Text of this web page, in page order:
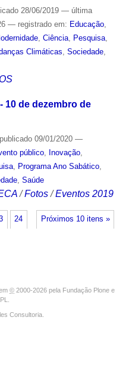
28/06/2019 — última
— registrado em: Educação,
, Ciência, Pesquisa,
Climáticas Sociedade,
10 de dezembro de
publicado09/01/2020 —
público, Inovação,
, Programa Ano Sabático,
, Saúde
/Fotos /Eventos 2019
Próximos 10 itens »
24
© 2000-2026 pela Fundação Plone e
Consultoria